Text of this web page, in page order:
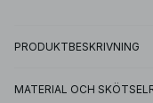
PRODUKTBESKRIVNING
MATERIAL OCH